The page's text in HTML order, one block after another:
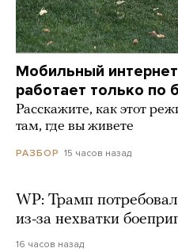
Мобильный
работает только по
Расскажите, как этот
там, где вы живете
РАЗБОР 15 часов назад
WP: Трамп
из-за нехватки
16 часов назад